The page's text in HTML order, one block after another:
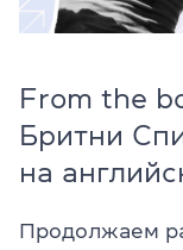
From the
Бритни
на
Продолжаем